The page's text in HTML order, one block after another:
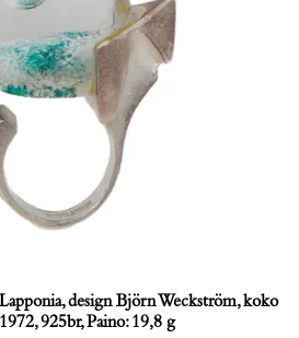
design Björn Weckström, koko
925br, Paino: 19,8 g